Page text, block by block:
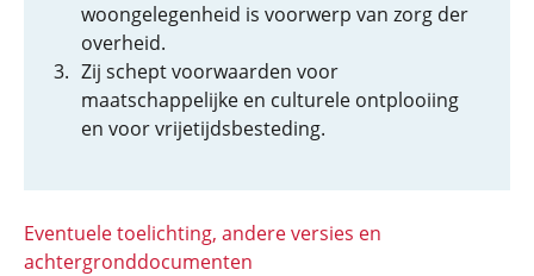
woongelegenheid is voorwerp van zorg der
overheid.
Zij schept voorwaarden voor
maatschappelijke en culturele ontplooiing
en voor vrijetijdsbesteding.
Eventuele toelichting, andere versies en
achtergronddocumenten